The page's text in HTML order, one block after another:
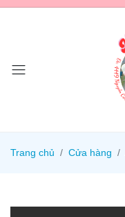
Trang chủ Cửa hàng